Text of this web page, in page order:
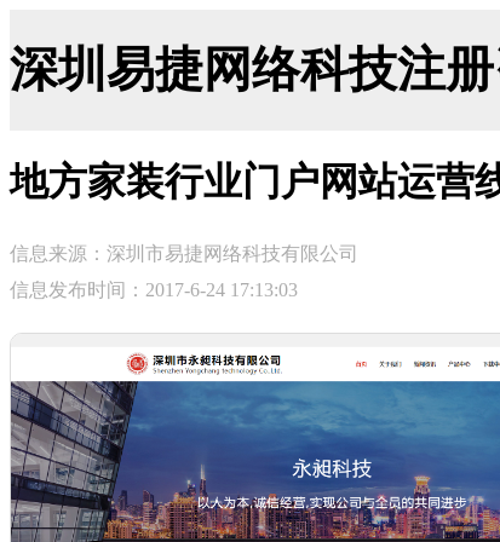
深圳易捷网络科技注
地方家装行业门户网站运营
信息来源：深圳市易捷网络科技有限公司
信息发布时间：2017-6-24 17:13:03